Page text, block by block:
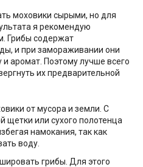
моховики сырыми, но для
я рекомендую
Грибы содержат
и при замораживании они
и аромат. Поэтому лучше всего
их предварительной
от мусора и земли. С
щетки или сухого полотенца
намокания, так как
воду.
грибы. Для этого